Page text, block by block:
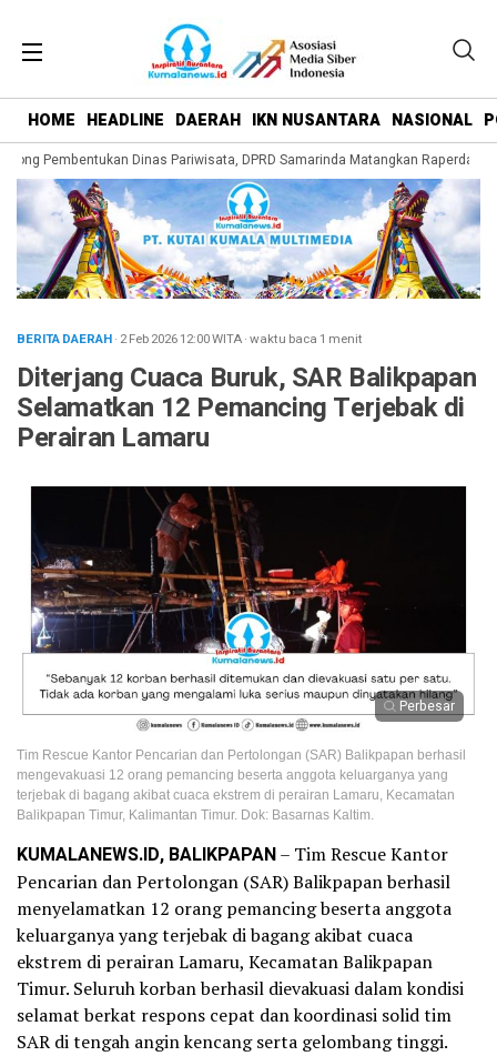
HOME HEADLINE DAERAH IKN NUSANTARA NASIONAL
Pembentukan Dinas Pariwisata, DPRD Samarinda Matangkan Raperda
BERITA DAERAH· 2 Feb 202612:00WITA·waktu baca 1 menit
Diterjang Cuaca Buruk, SAR Balikpapan
Selamatkan 12 Pemancing Terjebak di
Perairan Lamaru
Perbesar
Tim Rescue Kantor Pencarian dan Pertolongan (SAR) Balikpapan berhasil
mengevakuasi 12 orang pemancing beserta anggota keluarganya yang
terjebak di bagang akibat cuaca ekstrem di perairan Lamaru, Kecamatan
Balikpapan Timur, Kalimantan Timur. Dok: Basarnas Kaltim.
KUMALANEWS.ID, BALIKPAPAN– Tim Rescue Kantor
Pencarian dan Pertolongan (SAR) Balikpapan berhasil
menyelamatkan 12 orang pemancing beserta anggota
keluarganya yang terjebak di bagang akibat cuaca
ekstrem di perairan Lamaru, Kecamatan Balikpapan
Timur. Seluruh korban berhasil dievakuasi dalam kondisi
selamat berkat respons cepat dan koordinasi solid tim
SAR di tengah angin kencang serta gelombang tinggi.